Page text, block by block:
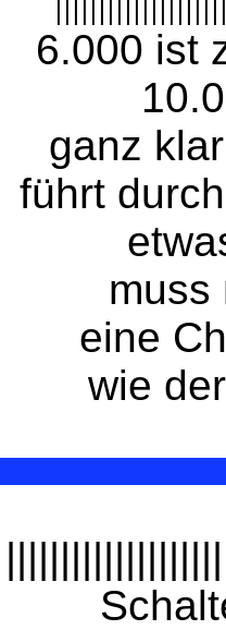
6.000 ist
ganz
führt
muss
eine
wie